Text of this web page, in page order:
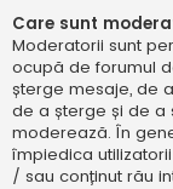
Care sunt
Moderatorii sunt
ocupă de forumul
șterge mesaje, de
de a șterge și de a
moderează. În
împiedica
/ sau conținut rău